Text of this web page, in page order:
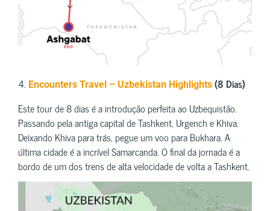
4. Encounters Travel – Uzbekistan Highlights (8 Dias)
Este tour de 8 dias é a introdução perfeita ao Uzbequistão.
Passando pela antiga capital de Tashkent, Urgench e Khiva.
Deixando Khiva para trás, pegue um voo para Bukhara. A
última cidade é a incrível Samarcanda. O final da jornada é a
bordo de um dos trens de alta velocidade de volta a Tashkent.